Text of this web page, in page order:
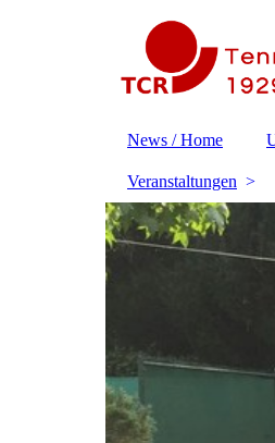
News / Home
Veranstaltungen